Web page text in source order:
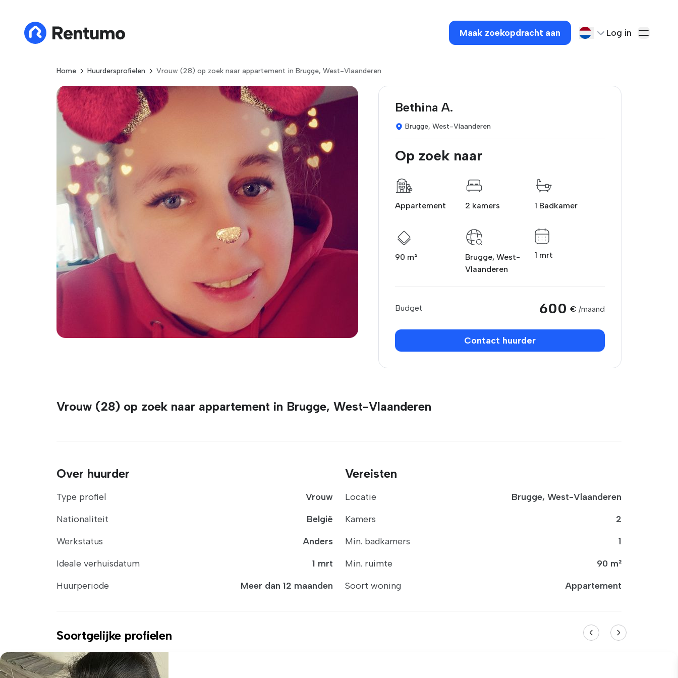
Maak zoekopdracht aan Log in
Home Huurdersprofielen Vrouw (28) op zoek naar appartement in Brugge, West-Vlaanderen
Bethina A.
Brugge, West-Vlaanderen
Op zoek naar
Appartement 2 kamers 1 Badkamer
90 m²
Brugge, West-
Vlaanderen
1 mrt
Budget 600 € /maand
Contact huurder
Vrouw (28) op zoek naar appartement in Brugge, West-Vlaanderen
Over huurder
Type profiel
Vrouw
Nationaliteit
België
Werkstatus
Anders
Ideale verhuisdatum
1 mrt
Huurperiode
Meer dan 12 maanden
Vereisten
Locatie
Brugge, West-Vlaanderen
Kamers
2
Min. badkamers
1
Min. ruimte
90 m²
Soort woning
Appartement
Soortgelijke profielen